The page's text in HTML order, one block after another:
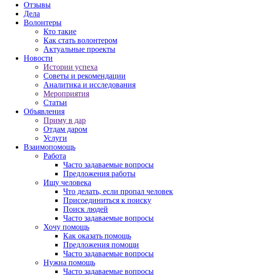
Отзывы
Дела
Волонтеры
Кто такие
Как стать волонтером
Актуальные проекты
Новости
Истории успеха
Советы и рекомендации
Аналитика и исследования
Мероприятия
Статьи
Объявления
Приму в дар
Отдам даром
Услуги
Взаимопомощь
Работа
Часто задаваемые вопросы
Предложения работы
Ищу человека
Что делать, если пропал человек
Присоединиться к поиску
Поиск людей
Часто задаваемые вопросы
Хочу помощь
Как оказать помощь
Предложения помощи
Часто задаваемые вопросы
Нужна помощь
Часто задаваемые вопросы